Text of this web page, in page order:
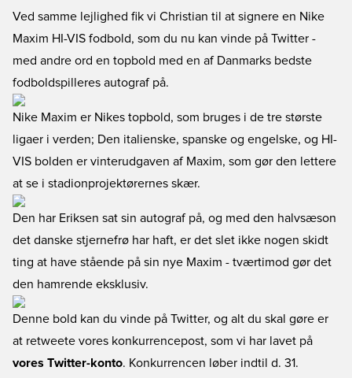
Ved samme lejlighed fik vi Christian til at signere en Nike
Maxim HI-VIS fodbold, som du nu kan vinde på Twitter -
med andre ord en topbold med en af Danmarks bedste
fodboldspilleres autograf på.
Nike Maxim er Nikes topbold, som bruges i de tre største
ligaer i verden; Den italienske, spanske og engelske, og HI-
VIS bolden er vinterudgaven af Maxim, som gør den lettere
at se i stadionprojektørernes skær.
Den har Eriksen sat sin autograf på, og med den halvsæson
det danske stjernefrø har haft, er det slet ikke nogen skidt
ting at have stående på sin nye Maxim - tværtimod gør det
den hamrende eksklusiv.
Denne bold kan du vinde på Twitter, og alt du skal gøre er
at retweete vores konkurrencepost, som vi har lavet på
vores Twitter-konto. Konkurrencen løber indtil d. 31.